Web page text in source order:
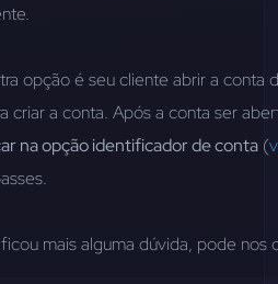
opção é seu cliente abrir a conta
criar a conta. Após a conta ser
na opção identificador de conta (
mais alguma dúvida, pode